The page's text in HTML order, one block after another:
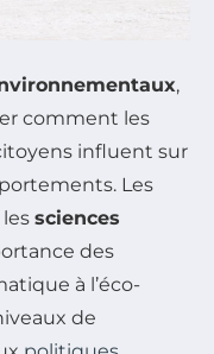
,
comment les
influent sur
Les
sciences
des
à l’éco-
de